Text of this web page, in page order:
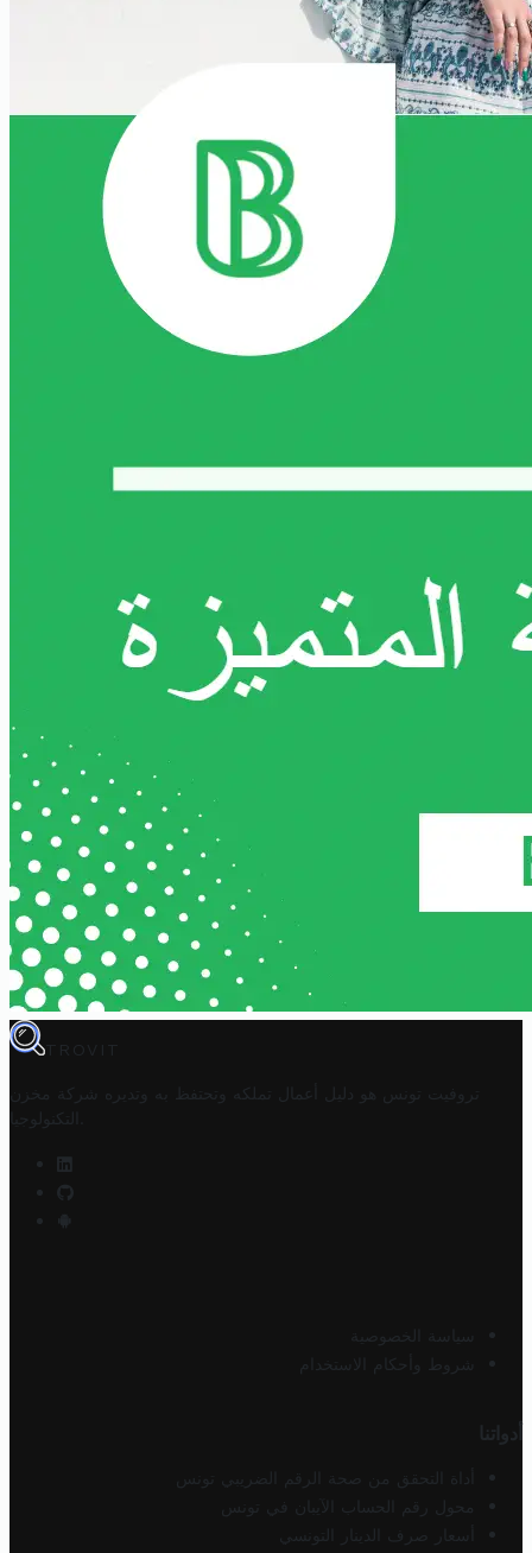
TROVIT
تروفيت تونس هو دليل أعمال تملكه وتحتفظ به وتديره
شركة مخزن
التكنولوجيا
سياسة الخصوصية
شروط وأحكام الاستخدام
أدواتنا
أداة التحقق من صحة الرقم الضريبي تونس
محول رقم الحساب الآيبان في تونس
أسعار صرف الدينار التونسي